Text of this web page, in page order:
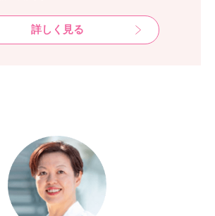
詳しく見る